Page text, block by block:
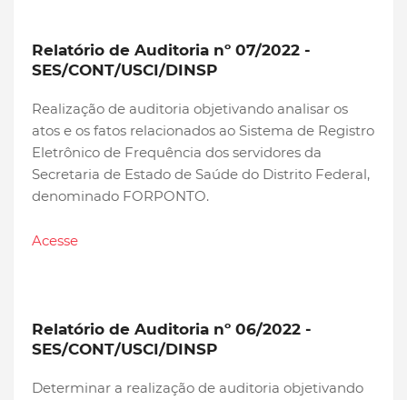
Relatório de Auditoria nº 07/2022 -
SES/CONT/USCI/DINSP
Realização de auditoria objetivando analisar os
atos e os fatos relacionados ao Sistema de Registro
Eletrônico de Frequência dos servidores da
Secretaria de Estado de Saúde do Distrito Federal,
denominado FORPONTO.
Acesse
Relatório de Auditoria nº 06/2022 -
SES/CONT/USCI/DINSP
Determinar a realização de auditoria objetivando